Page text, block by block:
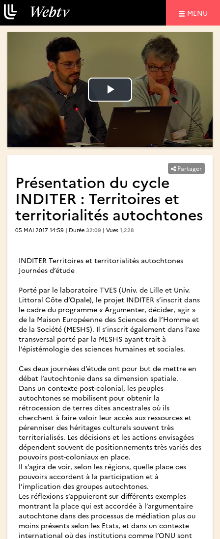
MENU
Lire
la
vidéo
Lire
la
vidéo
Partager
Présentation du cycle
INDITER : Territoires et
territorialités autochtones
05 MAI 2017 14:59 | Durée 32:09 | Vues 1,228
INDITER Territoires et territorialités autochtones
Journées d’étude
Porté par le laboratoire TVES (Univ. de Lille et Univ.
Littoral Côte d’Opale), le projet INDITER s’inscrit dans
le cadre du programme « Argumenter, décider, agir »
de la Maison Européenne des Sciences de l’Homme et
de la Société (MESHS). Il s’inscrit également dans l’axe
transversal porté par la MESHS ayant trait à
l‘épistémologie des sciences humaines et sociales.
Ces deux journées d’étude ont pour but de mettre en
débat l’autochtonie dans sa dimension spatiale.
Dans un contexte post-colonial, les peuples
autochtones se mobilisent pour obtenir la
rétrocession de terres dites ancestrales où ils
cherchent à faire valoir leur accès aux ressources et
pérenniser des héritages culturels souvent très
territorialisés. Les décisions et les actions envisagées
dépendent souvent de positionnements très variés des
pouvoirs post-coloniaux en place.
Il s’agira de voir, selon les régions, quelle place ces
pouvoirs accordent à la participation et à
l’implication des groupes autochtones.
Les réflexions s’appuieront sur différents exemples
montrant la place qui est accordée à l’argumentaire
autochtone dans des processus de médiation plus ou
moins présents selon les Etats, et dans un contexte
international où des institutions comme l’ONU sont